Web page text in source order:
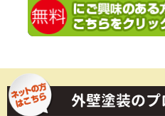
外壁塗装のプ